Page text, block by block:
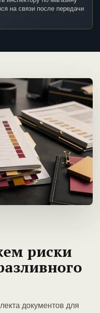
на связи после передачи
риски
документов для